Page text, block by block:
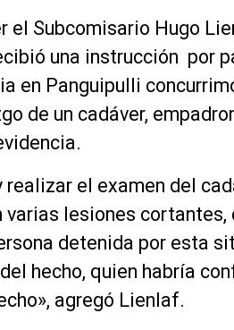
el Subcomisario Hugo
una instrucción por
en Panguipulli
de un cadáver,
realizar el examen del
lesiones cortantes,
detenida por esta
hecho, quien habría
agregó Lienlaf.